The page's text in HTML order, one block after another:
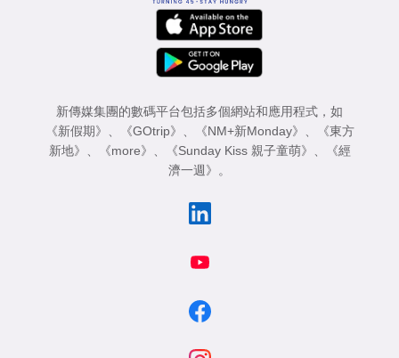
新傳媒集團的數碼平台包括多個網站和應用程式，如
《新假期》
《GOtrip》 《NM+新Monday》
《東方
新地》
《more》 《Sunday Kiss 親子童萌》
《經
濟一週》
。